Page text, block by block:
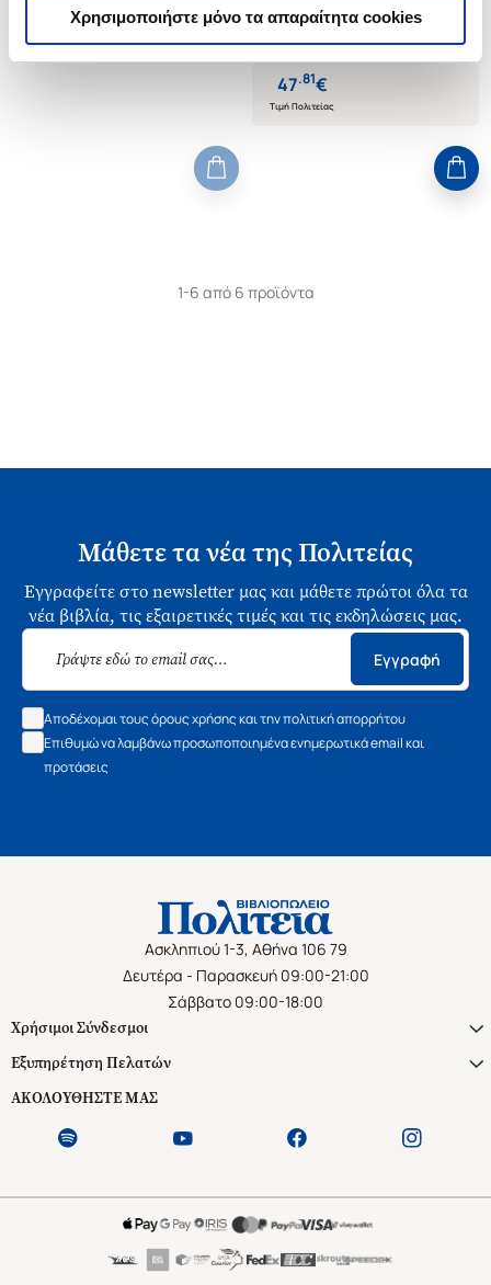
Χρησιμοποιήστε μόνο τα απαραίτητα cookies
Κωδ. Πολιτείας
47.81€
Τιμή Πολιτείας
1-6 από 6 προϊόντα
Μάθετε τα νέα της Πολιτείας
Εγγραφείτε στο newsletter μας και μάθετε πρώτοι όλα τα
νέα βιβλία, τις εξαιρετικές τιμές και τις εκδηλώσεις μας.
Εγγραφή
Αποδέχομαι τους όρους χρήσης και την πολιτική απορρήτου
Επιθυμώ να λαμβάνω προσωποποιημένα ενημερωτικά email και
προτάσεις
Ασκληπιού 1-3, Αθήνα 106 79
Δευτέρα - Παρασκευή 09:00-21:00
Σάββατο 09:00-18:00
Χρήσιμοι Σύνδεσμοι
Εξυπηρέτηση Πελατών
ΑΚΟΛΟΥΘΗΣΤΕ ΜΑΣ